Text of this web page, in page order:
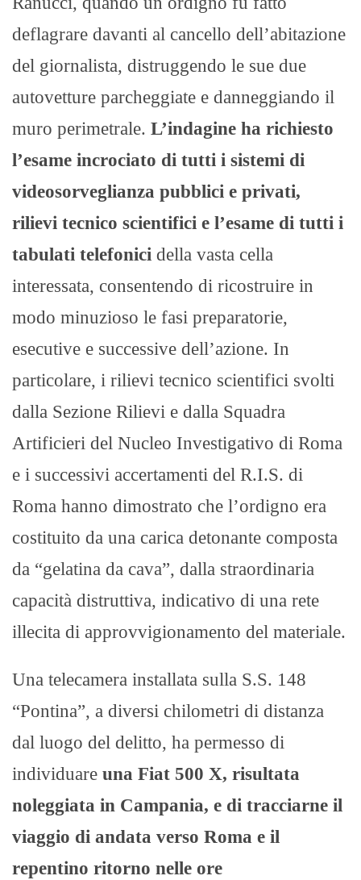
deflagrare davanti al cancello dell’abitazione
del giornalista, distruggendo le sue due
autovetture parcheggiate e danneggiando il
muro perimetrale. L’indagine ha richiesto
l’esame incrociato di tutti i sistemi di
videosorveglianza pubblici e privati,
rilievi tecnico scientifici e l’esame di tutti i
tabulati telefonici della vasta cella
interessata, consentendo di ricostruire in
modo minuzioso le fasi preparatorie,
esecutive e successive dell’azione. In
particolare, i rilievi tecnico scientifici svolti
dalla Sezione Rilievi e dalla Squadra
Artificieri del Nucleo Investigativo di Roma
e i successivi accertamenti del R.I.S. di
Roma hanno dimostrato che l’ordigno era
costituito da una carica detonante composta
da “gelatina da cava”, dalla straordinaria
capacità distruttiva, indicativo di una rete
illecita di approvvigionamento del materiale.
Una telecamera installata sulla S.S. 148
“Pontina”, a diversi chilometri di distanza
dal luogo del delitto, ha permesso di
individuare una Fiat 500 X, risultata
noleggiata in Campania, e di tracciarne il
viaggio di andata verso Roma e il
repentino ritorno nelle ore